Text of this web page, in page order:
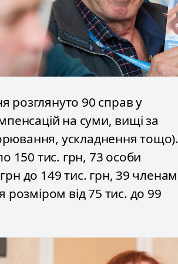
розглянуто 90 справ у
на суми, вищі за
ускладнення тощо).
150 тис. грн, 73 особи
до 149 тис. грн, 39 членам
від 75 тис. до 99